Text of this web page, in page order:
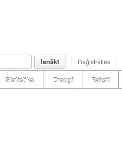
Ienākt Reģistrēties
Statistika Draugi Raksti